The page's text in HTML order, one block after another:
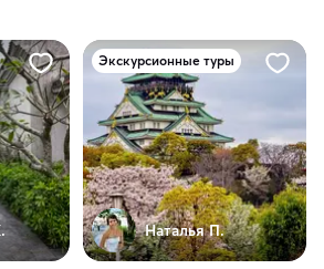
Экскурсионные туры
Наталья П.